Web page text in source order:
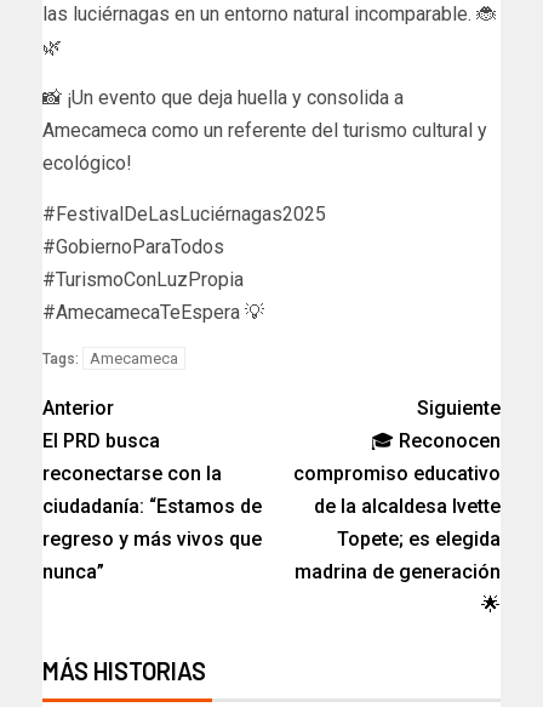
las luciérnagas en un entorno natural incomparable. 🐞
🌿
📸 ¡Un evento que deja huella y consolida a
Amecameca como un referente del turismo cultural y
ecológico!
#FestivalDeLasLuciérnagas2025
#GobiernoParaTodos
#TurismoConLuzPropia
#AmecamecaTeEspera 💡
Tags: Amecameca
Anterior
El PRD busca
reconectarse con la
ciudadanía: “Estamos de
regreso y más vivos que
nunca”
Siguiente
🎓 Reconocen
compromiso educativo
de la alcaldesa Ivette
Topete; es elegida
madrina de generación
🌟
MÁS HISTORIAS